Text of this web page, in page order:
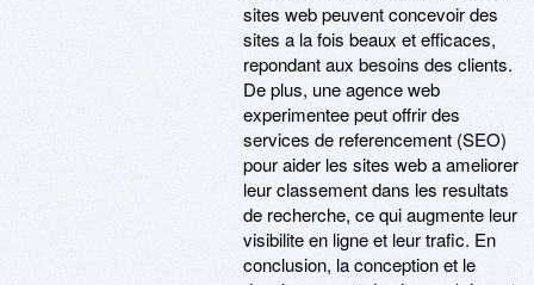
sites web peuvent concevoir des
sites a la fois beaux et efficaces,
repondant aux besoins des clients.
De plus, une agence web
experimentee peut offrir des
services de referencement (SEO)
pour aider les sites web a ameliorer
leur classement dans les resultats
de recherche, ce qui augmente leur
visibilite en ligne et leur trafic. En
conclusion, la conception et le